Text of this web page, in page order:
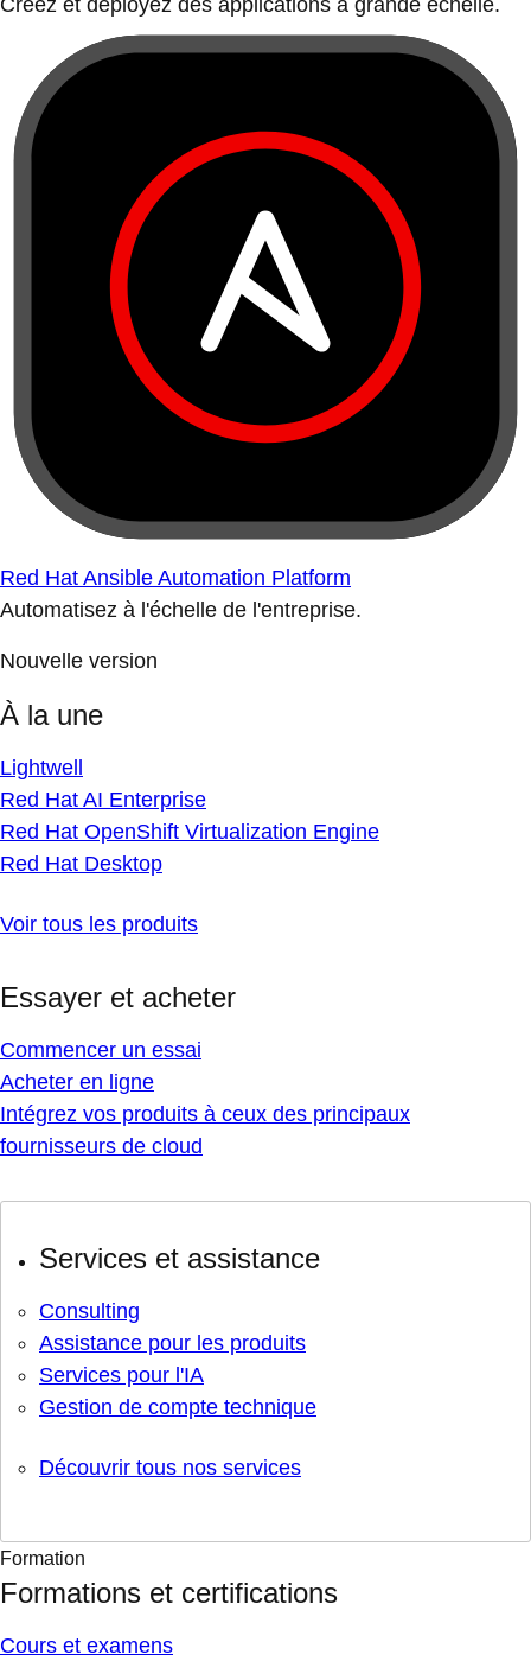
Créez et déployez des applications à grande échelle.
Red Hat Ansible Automation Platform
Automatisez à l'échelle de l'entreprise.
Nouvelle version
À la une
Lightwell
Red Hat AI Enterprise
Red Hat OpenShift Virtualization Engine
Red Hat Desktop
Voir tous les produits
Essayer et acheter
Commencer un essai
Acheter en ligne
Intégrez vos produits à ceux des principaux
fournisseurs de cloud
Services et assistance
Consulting
Assistance pour les produits
Services pour l'IA
Gestion de compte technique
Découvrir tous nos services
Formation
Formations et certifications
Cours et examens